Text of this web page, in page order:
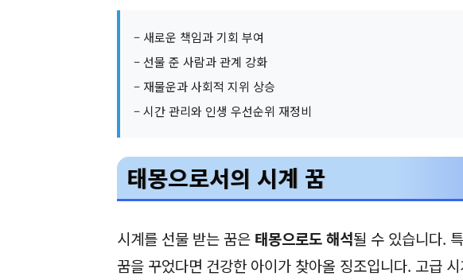
– 새로운 책임과 기회 부여
– 선물 준 사람과 관계 강화
– 재물운과 사회적 지위 상승
– 시간 관리와 인생 우선순위 재정비
태몽으로서의 시계 꿈
시계를 선물 받는 꿈은 태몽으로도 해석될 수 있습니다.
꿈을 꾸었다면 건강한 아이가 찾아올 징조입니다. 고급